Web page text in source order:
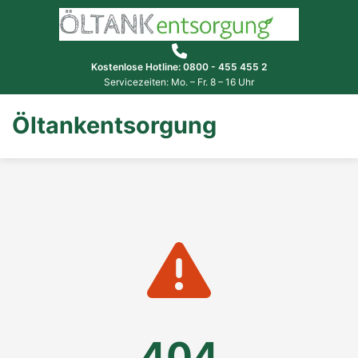
Kostenlose Hotline: 0800 - 455 455 2
Servicezeiten: Mo. – Fr. 8 – 16 Uhr
Öltankentsorgung